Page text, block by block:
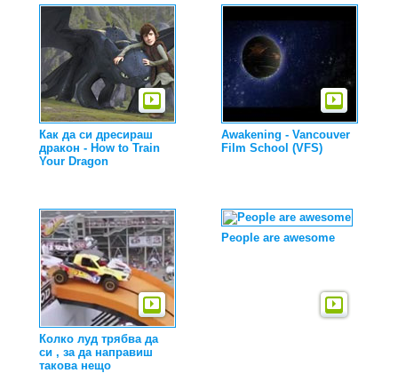
Как да си дресираш
дракон - How to Train
Your Dragon
Awakening - Vancouver
Film School (VFS)
Колко луд трябва да
си , за да направиш
такова нещо
People are awesome